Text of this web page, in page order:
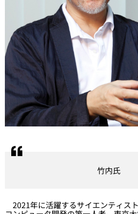
竹内氏
2021年に活躍するサイエンティス